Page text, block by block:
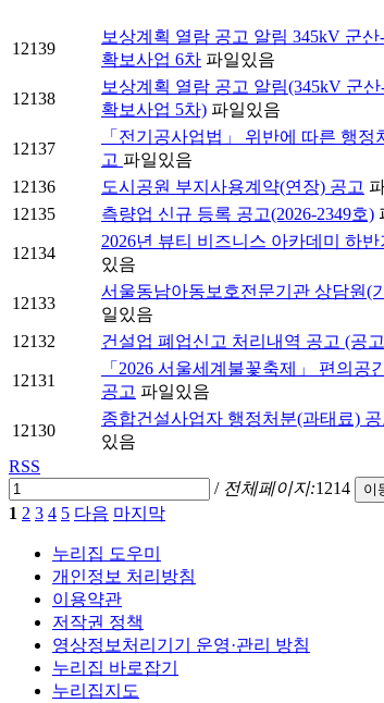
12139
보상계획 열람 공고 알림 345kV 군
확보사업 6차 파일있음
12138
보상계획 열람 공고 알림(345kV 군
확보사업 5차) 파일있음
12137
「전기공사업법」 위반에 따른 행
고 파일있음
12136 도시공원 부지사용계약(연장) 공고
12135
측량업 신규 등록 공고(2026-2349호)
12134
2026년 뷰티 비즈니스 아카데미 하
있음
12133
서울동남아동보호전문기관 상담원(
일있음
12132 건설업 폐업신고 처리내역 공고 (공
12131
「2026 서울세계불꽃축제」 편의공
공고 파일있음
12130
종합건설사업자 행정처분(과태료) 공
있음
RSS
/ 전체페이지:1214 이
1 2 3 4 5 다음 마지막
누리집 도우미
개인정보 처리방침
이용약관
저작권 정책
영상정보처리기기 운영·관리 방침
누리집 바로잡기
누리집지도